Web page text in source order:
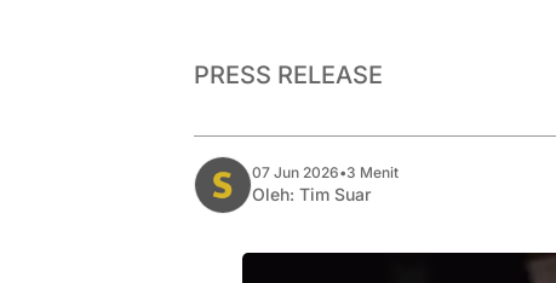
PRESS RELEASE
07 Jun 2026•3 Menit
Oleh: Tim Suar